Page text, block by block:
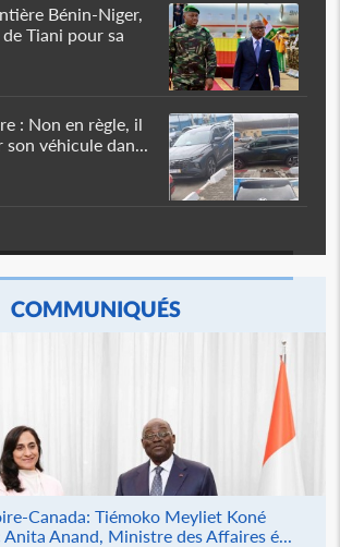
Bénin-Niger,
Tiani pour sa
: Non en règle, il
véhicule dan...
COMMUNIQUÉS
Canada: Tiémoko Meyliet Koné
Anita Anand, Ministre des Affaires é...